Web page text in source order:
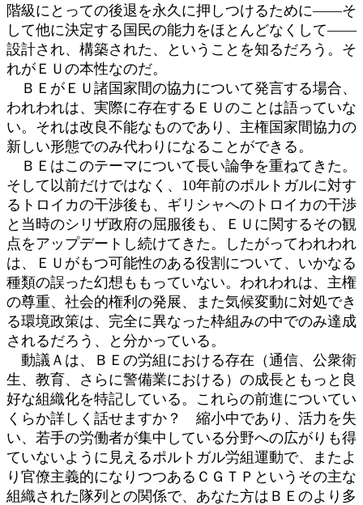
階級にとっての後退を永久に押しつけるために――そ
して他に決定する国民の能力をほとんどなくして――
設計され、構築された、ということを知るだろう。そ
れがＥＵの本性なのだ。
ＢＥがＥＵ諸国家間の協力について発言する場合、
われわれは、実際に存在するＥＵのことは語っていな
い。それは改良不能なものであり、主権国家間協力の
新しい形態でのみ代わりになることができる。
ＢＥはこのテーマについて長い論争を重ねてきた。
そして以前だけではなく、10年前のポルトガルに対す
るトロイカの干渉後も、ギリシャへのトロイカの干渉
と当時のシリザ政府の屈服後も、ＥＵに関するその観
点をアップデートし続けてきた。したがってわれわれ
は、ＥＵがもつ可能性のある役割について、いかなる
種類の誤った幻想ももっていない。われわれは、主権
の尊重、社会的権利の発展、また気候変動に対処でき
る環境政策は、完全に異なった枠組みの中でのみ達成
されるだろう、と分かっている。
動議Ａは、ＢＥの労組における存在（通信、公衆衛
生、教育、さらに警備業における）の成長ともっと良
好な組織化を特記している。これらの前進についてい
くらか詳しく話せますか？ 縮小中であり、活力を失
い、若手の労働者が集中している分野への広がりも得
ていないように見えるポルトガル労組運動で、またよ
り官僚主義的になりつつあるＣＧＴＰというその主な
組織された隊列との関係で、あなた方はＢＥのより多